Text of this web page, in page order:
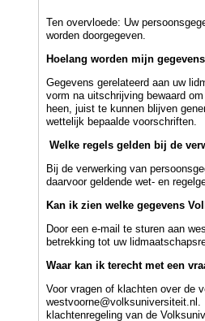
Ten overvloede: Uw
worden doorgegeven.
Hoelang worden mijn
Gegevens gerelateerd aan uw
vorm na uitschrijving bewaard
heen, juist te kunnen blijven
wettelijk bepaalde voorschriften.
Welke regels gelden bij de
Bij de verwerking van
daarvoor geldende wet- en
Kan ik zien welke gegevens
Door een e-mail te sturen aan
betrekking tot uw
Waar kan ik terecht met een
Voor vragen of klachten over de
klachtenregeling van de